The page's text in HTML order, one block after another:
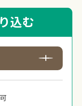
込む